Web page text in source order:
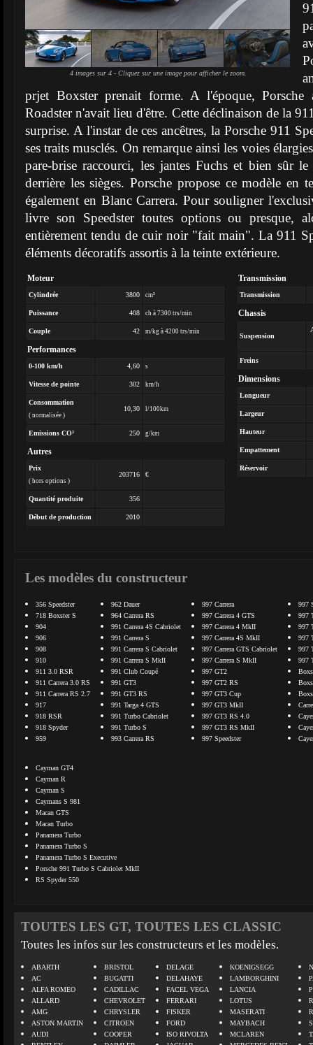
4 images sur 4 - Cliquez sur une image pour afficher le zoom.
prjet Boxster prenait forme. A l'époque,
Roadster n'avait lieu d'être. Cette déclinaison de la
surprise. A l'instar de ces ancêtres, la Porsche 911
ses traits musclés. On remarque ainsi les voies
pare-brise raccourci, les jantes Fuchs et bien sûr
derrière les sièges. Porsche propose ce modèle en
également en Blanc Carrera. Pour souligner
livre son Speedster toutes options ou presque,
entièrement tendu de cuir noir "fait main". La 911
éléments décoratifs assortis à la teinte extérieure.
Moteur
Cylindrée 3800 cm³
Puissance 408 ch à 7300 trs/min
Couple 42 m/kg à 4200 trs/min
Performances
0-100 km/h 4,60 s
Vitesse de pointe 302 km/h
Consommation
( normalisée )
10,30 l/100km
Emissions CO² 250 g/km
Autres
Prix
( hors options )
203716 €
Quantité produite 356
Début de production 2010
Transmission
Transmission
Chassis
Suspension
Freins
Dimensions
Longueur
Largeur
Hauteur
Empattement
Réservoir
Les modèles du constructeur
356 Speedster
718 Boxster S
904
906
908
910
911 3.0 RSR
911 Carrera 3.0 RS
911 Carrera RS 2.7
917
918 RSR
918 Spyder
959
962 Dauer
964 Carrera RS
991 Carrera 4S Cabriolet
991 Carrera S
991 Carrera S Cabriolet
991 Carrera S MkII
991 Club Coupé
991 GT3
991 GT3 RS
991 Targa 4 GTS
991 Turbo Cabriolet
991 Turbo S
993 Carrera RS
997 Carrera
997 Carrera 4 GTS
997 Carrera 4 MkII
997 Carrera 4S MkII
997 Carrera GTS Cabriolet
997 Carrera S MkII
997 GT2
997 GT2 RS
997 GT3 Cup
997 GT3 MkII
997 GT3 RS 4.0
997 GT3 RS MkII
997 Speedster
997
997
997
997
997
997
Cayman GT4
Cayman R
Cayman S
Caymans S 981
Macan GTS
Macan Turbo
Panamera Turbo
Panamera Turbo S
Panamera Turbo S Executive
Porsche 991 Turbo S Cabriolet MkII
RS Spyder 550
TOUTES LES GT, TOUTES LES CLASSIC
Toutes les infos sur les constructeurs et les modèles.
ABARTH
AC
ALFA ROMEO
ALLARD
AMG
ASTON MARTIN
AUDI
BRISTOL
BUGATTI
CADILLAC
CHEVROLET
CHRYSLER
CITROEN
COOPER
DELAGE
DELAHAYE
FACEL VEGA
FERRARI
FISKER
FORD
ISO RIVOLTA
KOENIGSEGG
LAMBORGHINI
LANCIA
LOTUS
MASERATI
MAYBACH
MCLAREN